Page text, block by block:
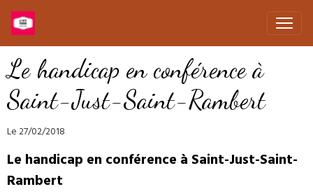
Le handicap en conférence à
Saint-Just-Saint-Rambert
Le 27/02/2018
Le handicap en conférence à Saint-Just-Saint-
Rambert